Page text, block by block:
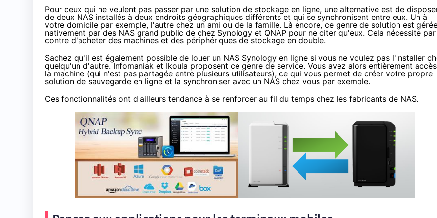
Pour ceux qui ne veulent pas passer par une solution de stockage en ligne, une alternative est de
de deux NAS installés à deux endroits géographiques différents et qui se synchronisent entre eux. Un à
votre domicile par exemple, l'autre chez un ami ou de la famille. Là encore, ce genre de solution est gérée
nativement par des NASgrand public de chez Synology et QNAP pour ne citer qu'eux. Cela nécessite par
contre d'acheter des machines et des périphériques de stockage en double.
Sachez qu'il est également possible de louer un NAS Synology en ligne si vous ne voulez pas l'installer
quelqu'un d'autre. Infomaniak et Ikoula proposent ce genre de service. Vous avez alors entièrement
la machine (qui n'est pas partagée entre plusieurs utilisateurs), ce qui vous permet de créer votre propre
solution de sauvegarde en ligne et la synchroniser avec un NAS chez vous par exemple.
Ces fonctionnalités ont d'ailleurs tendance à se renforcer au fil du temps chez les fabricants de NAS.